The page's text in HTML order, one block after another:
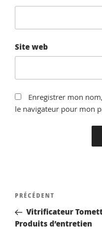
Site web
Enregistrer mon
le navigateur pour mon
Navigation
l’article
Article
précédent
PRÉCÉDENT
Vitrificateur
Produits d’entretien